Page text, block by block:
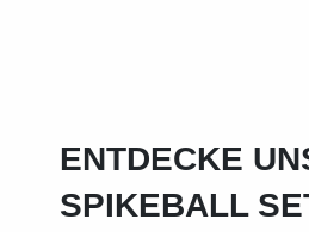
ENTDECKE
SPIKEBALL